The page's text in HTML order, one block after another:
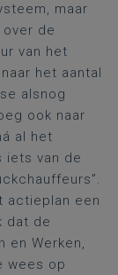
maar
de
van het
het aantal
alsnog
ook naar
al het
iets van de
actieplan een
dat de
en Werken,
wees op